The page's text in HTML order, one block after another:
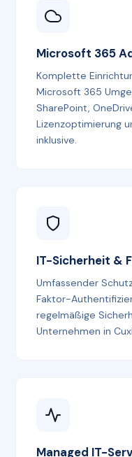
Microsoft 365
Komplette
Microsoft 365
SharePoint,
Lizenzoptimierung
inklusive.
IT-Sicherheit &
Umfassender
Faktor-
regelmäßige
Unternehmen in
Managed IT-